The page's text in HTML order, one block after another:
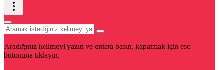
Aradığınız kelimeyi yazın ve entera basın, kapatmak için esc
butonuna tıklayın.